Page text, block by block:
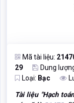
Mã tài liệu:
29
Dung
Loại: Bạc
Tài liệu "Hạch